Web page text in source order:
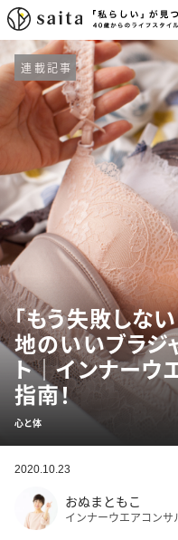
連載記事
「もう失敗しな
地のいいブラジ
ト｜インナーウ
指南！
心と体
2020.10.23
おぬまともこ
インナーウエアコンサ